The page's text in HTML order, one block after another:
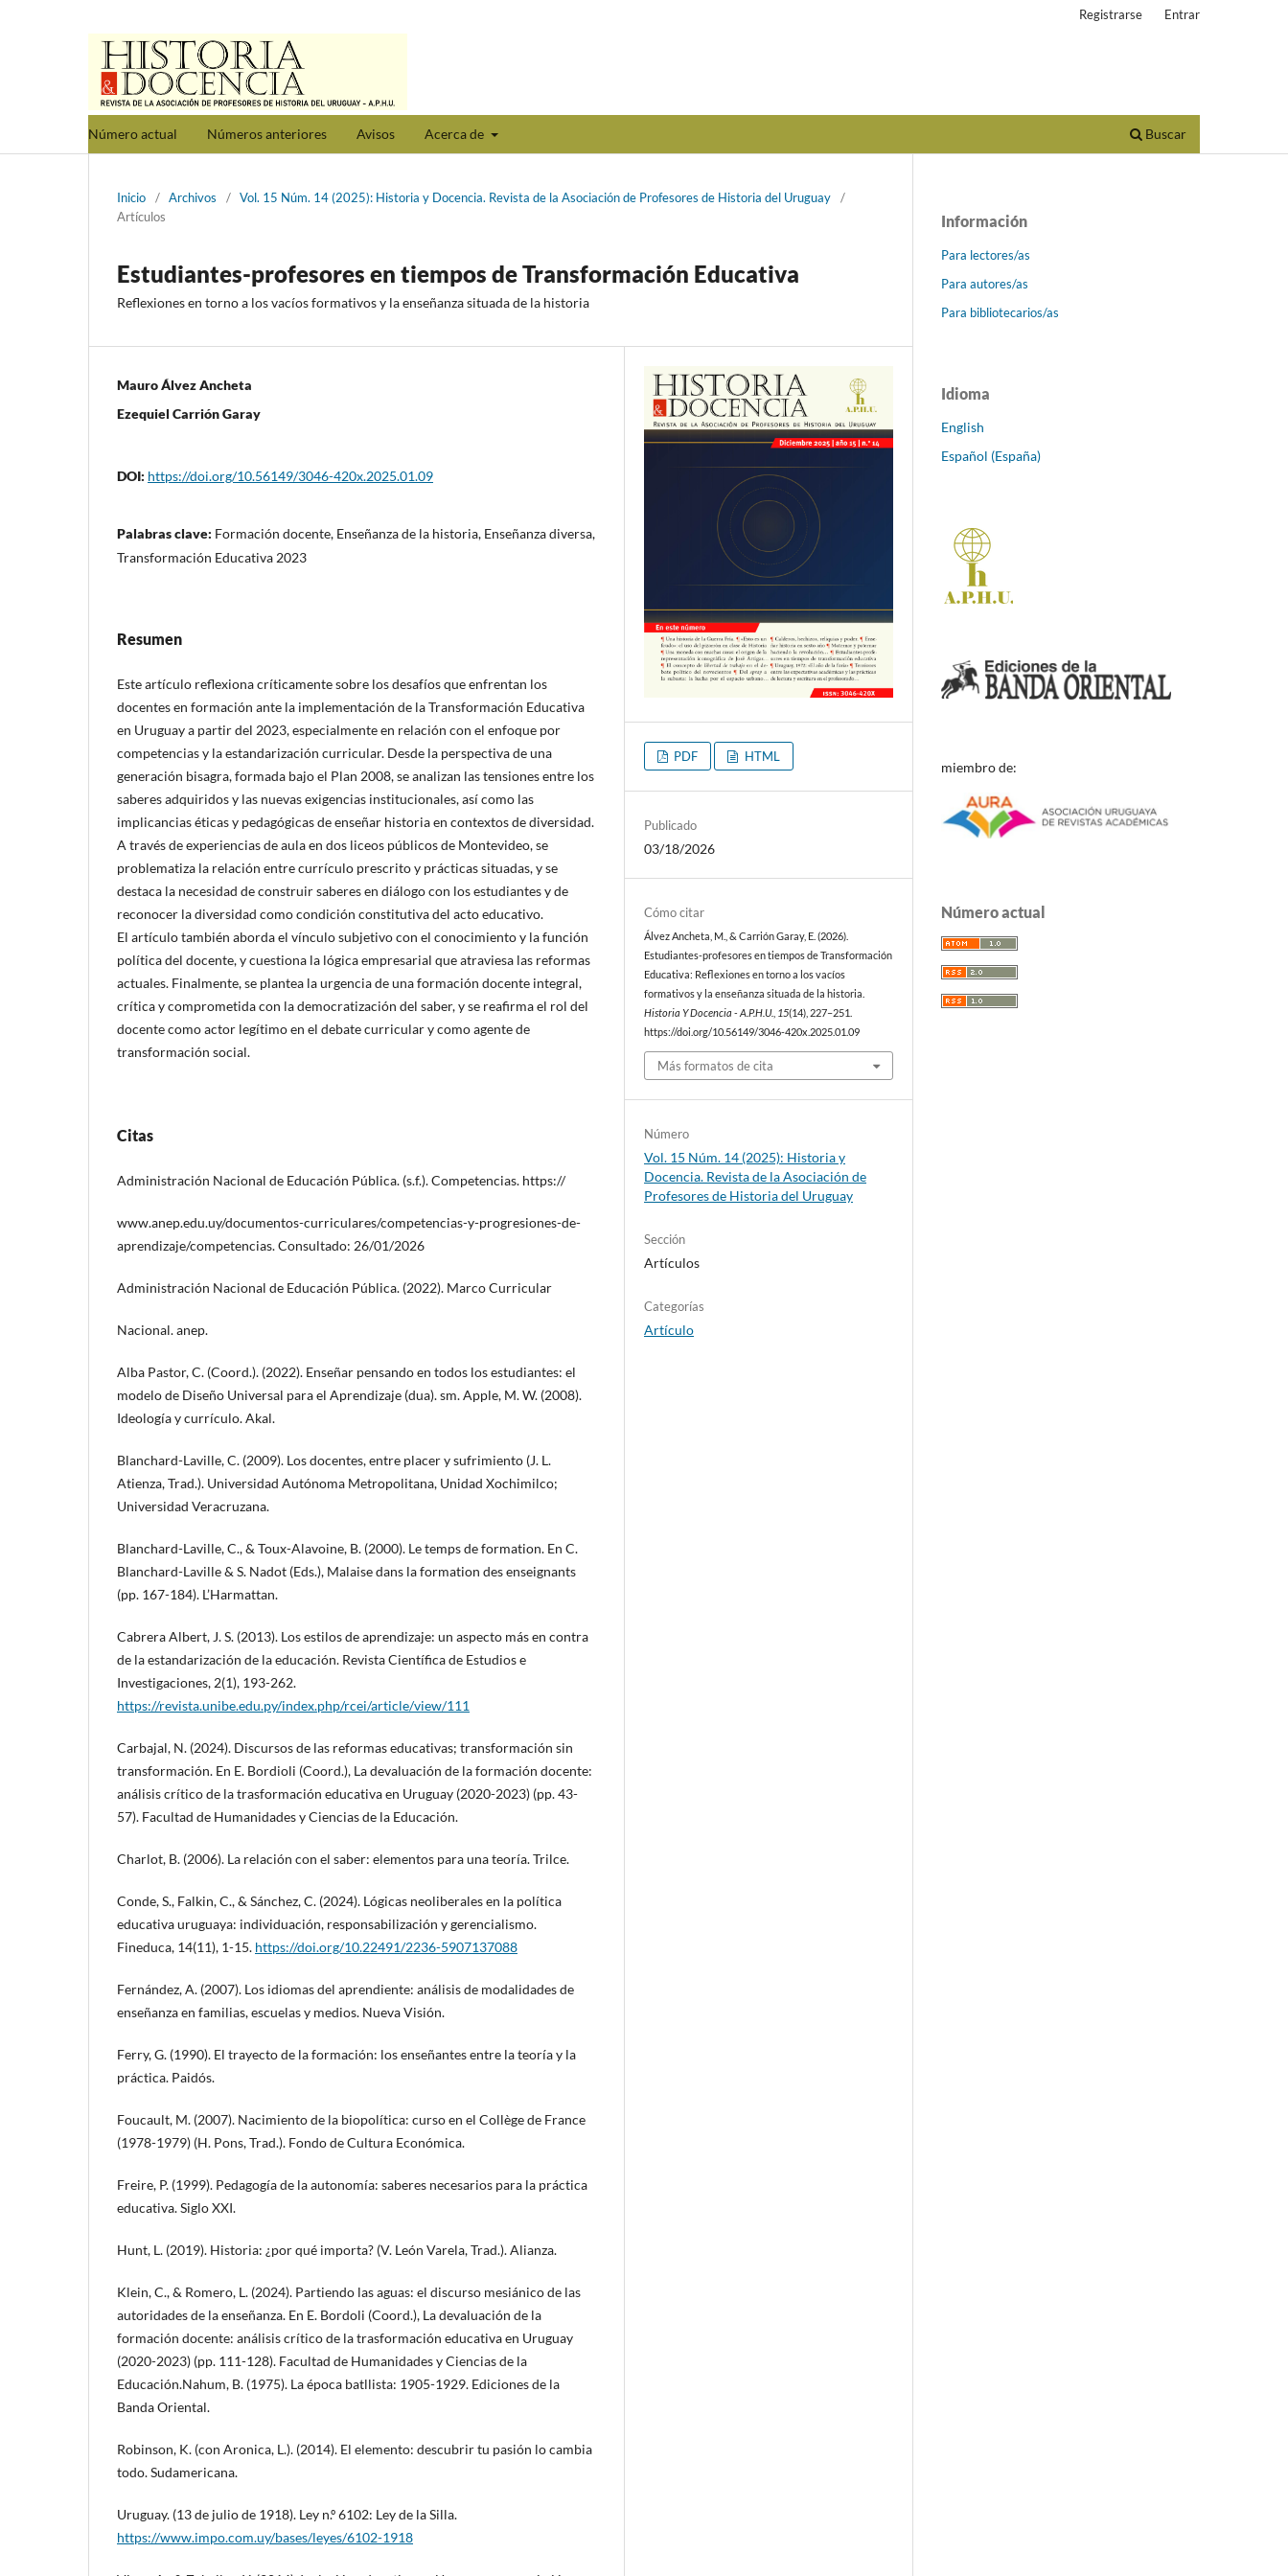
Número actual Números anteriores Avisos Acerca de Buscar
Registrarse Entrar
Inicio / Archivos / Vol. 15 Núm. 14 (2025): Historia y Docencia. Revista de la Asociación de Profesores de Historia del Uruguay
/
Artículos
Estudiantes-profesores en tiempos de Transformación Educativa
Reflexiones en torno a los vacíos formativos y la enseñanza situada de la historia
Mauro Álvez Ancheta
Ezequiel Carrión Garay
DOI: https://doi.org/10.56149/3046-420x.2025.01.09
Palabras clave: Formación docente, Enseñanza de la historia, Enseñanza diversa,
Transformación Educativa 2023
Resumen
Este artículo reflexiona críticamente sobre los desafíos que enfrentan los
docentes en formación ante la implementación de la Transformación Educativa
en Uruguay a partir del 2023, especialmente en relación con el enfoque por
competencias y la estandarización curricular. Desde la perspectiva de una
generación bisagra, formada bajo el Plan 2008, se analizan las tensiones entre los
saberes adquiridos y las nuevas exigencias institucionales, así como las
implicancias éticas y pedagógicas de enseñar historia en contextos de diversidad.
A través de experiencias de aula en dos liceos públicos de Montevideo, se
problematiza la relación entre currículo prescrito y prácticas situadas, y se
destaca la necesidad de construir saberes en diálogo con los estudiantes y de
reconocer la diversidad como condición constitutiva del acto educativo.
El artículo también aborda el vínculo subjetivo con el conocimiento y la función
política del docente, y cuestiona la lógica empresarial que atraviesa las reformas
actuales. Finalmente, se plantea la urgencia de una formación docente integral,
crítica y comprometida con la democratización del saber, y se reafirma el rol del
docente como actor legítimo en el debate curricular y como agente de
transformación social.
Citas
Administración Nacional de Educación Pública. (s.f.). Competencias. https://
www.anep.edu.uy/documentos-curriculares/competencias-y-progresiones-de-
aprendizaje/competencias. Consultado: 26/01/2026
Administración Nacional de Educación Pública. (2022). Marco Curricular
Nacional. anep.
Alba Pastor, C. (Coord.). (2022). Enseñar pensando en todos los estudiantes: el
modelo de Diseño Universal para el Aprendizaje (dua). sm. Apple, M. W. (2008).
Ideología y currículo. Akal.
Blanchard-Laville, C. (2009). Los docentes, entre placer y sufrimiento (J. L.
Atienza, Trad.). Universidad Autónoma Metropolitana, Unidad Xochimilco;
Universidad Veracruzana.
Blanchard-Laville, C., & Toux-Alavoine, B. (2000). Le temps de formation. En C.
Blanchard-Laville & S. Nadot (Eds.), Malaise dans la formation des enseignants
(pp. 167-184). L’Harmattan.
Cabrera Albert, J. S. (2013). Los estilos de aprendizaje: un aspecto más en contra
de la estandarización de la educación. Revista Científica de Estudios e
Investigaciones, 2(1), 193-262.
https://revista.unibe.edu.py/index.php/rcei/article/view/111
Carbajal, N. (2024). Discursos de las reformas educativas; transformación sin
transformación. En E. Bordioli (Coord.), La devaluación de la formación docente:
análisis crítico de la trasformación educativa en Uruguay (2020-2023) (pp. 43-
57). Facultad de Humanidades y Ciencias de la Educación.
Charlot, B. (2006). La relación con el saber: elementos para una teoría. Trilce.
Conde, S., Falkin, C., & Sánchez, C. (2024). Lógicas neoliberales en la política
educativa uruguaya: individuación, responsabilización y gerencialismo.
Fineduca, 14(11), 1-15. https://doi.org/10.22491/2236-5907137088
Fernández, A. (2007). Los idiomas del aprendiente: análisis de modalidades de
enseñanza en familias, escuelas y medios. Nueva Visión.
Ferry, G. (1990). El trayecto de la formación: los enseñantes entre la teoría y la
práctica. Paidós.
Foucault, M. (2007). Nacimiento de la biopolítica: curso en el Collège de France
(1978-1979) (H. Pons, Trad.). Fondo de Cultura Económica.
Freire, P. (1999). Pedagogía de la autonomía: saberes necesarios para la práctica
educativa. Siglo XXI.
Hunt, L. (2019). Historia: ¿por qué importa? (V. León Varela, Trad.). Alianza.
Klein, C., & Romero, L. (2024). Partiendo las aguas: el discurso mesiánico de las
autoridades de la enseñanza. En E. Bordoli (Coord.), La devaluación de la
formación docente: análisis crítico de la trasformación educativa en Uruguay
(2020-2023) (pp. 111-128). Facultad de Humanidades y Ciencias de la
Educación.Nahum, B. (1975). La época batllista: 1905-1929. Ediciones de la
Banda Oriental.
Robinson, K. (con Aronica, L.). (2014). El elemento: descubrir tu pasión lo cambia
todo. Sudamericana.
Uruguay. (13 de julio de 1918). Ley n.º 6102: Ley de la Silla.
https://www.impo.com.uy/bases/leyes/6102-1918
PDF HTML
Publicado
03/18/2026
Cómo citar
Álvez Ancheta, M., & Carrión Garay, E. (2026).
Estudiantes-profesores en tiempos de Transformación
Educativa: Reflexiones en torno a los vacíos
formativos y la enseñanza situada de la historia.
Historia Y Docencia - A.P.H.U. 15(14), 227–251.
https://doi.org/10.56149/3046-420x.2025.01.09
Más formatos de cita
Número
Vol. 15 Núm. 14 (2025): Historia y
Docencia. Revista de la Asociación de
Profesores de Historia del Uruguay
Sección
Artículos
Categorías
Artículo
Información
Para lectores/as
Para autores/as
Para bibliotecarios/as
Idioma
English
Español (España)
miembro de:
Número actual